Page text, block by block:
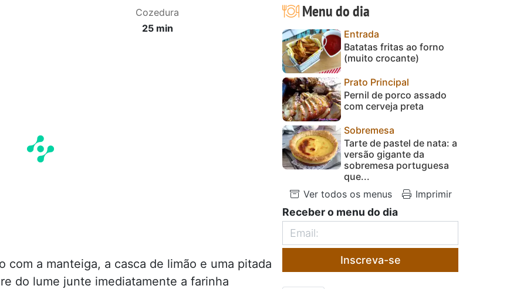
Cozedura
25 min
com a manteiga, a casca de limão e uma pitada
do lume junte imediatamente a farinha
Menu do dia
Entrada
Batatas fritas ao forno
(muito crocante)
Prato Principal
Pernil de porco assado
com cerveja preta
Sobremesa
Tarte de pastel de nata: a
versão gigante da
sobremesa portuguesa
que...
Ver todos os menus
Imprimir
Receber o menu do dia
Inscreva-se